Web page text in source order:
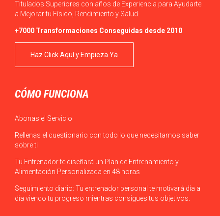
Titulados Superiores con años de Experiencia para Ayudarte
a Mejorar tu Físico, Rendimiento y Salud.
+7000 Transformaciones Conseguidas desde 2010
Haz Click Aquí y Empieza Ya
CÓMO FUNCIONA
Abonas el Servicio
Rellenas el cuestionario con todo lo que necesitamos saber
sobre ti
Tu Entrenador te diseñará un Plan de Entrenamiento y
Alimentación Personalizada en 48 horas
Seguimiento diario: Tu entrenador personal te motivará día a
día viendo tu progreso mientras consigues tus objetivos.